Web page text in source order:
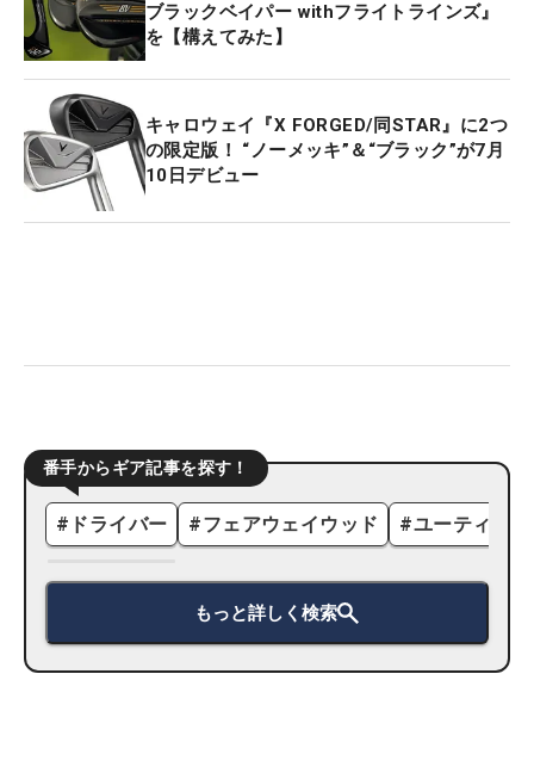
ブラックベイパー withフライトラインズ』
を【構えてみた】
キャロウェイ『X FORGED/同STAR』に2つ
の限定版！ “ノーメッキ”＆“ブラック”が7月
10日デビュー
番手からギア記事を探す！
# ドライバー #フェアウェイウッド #ユーティリ
もっと詳しく検索